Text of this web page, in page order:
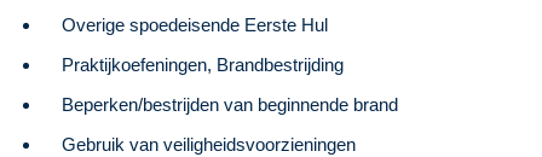
Overige spoedeisende Eerste Hul
Praktijkoefeningen, Brandbestrijding
Beperken/bestrijden van beginnende brand
Gebruik van veiligheidsvoorzieningen